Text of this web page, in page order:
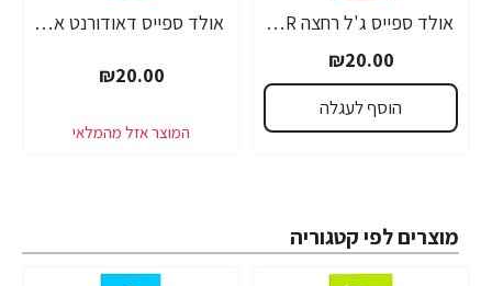
אולד ספייס ג'ל רחצה WHITEWATER וויטווטר 400 מ"ל - מבית Old Spice
₪20.00
הוסף לעגלה
אולד ספייס דאודורנט אנטי פרספירנט גוף CITRON סיטרון 150 מ"ל - מבית Old Spice
₪20.00
מוצרים לפי קטגוריה